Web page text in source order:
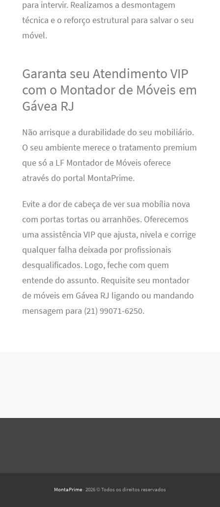
para intervir. Realizamos a desmontagem
técnica e o reforço estrutural para salvar o seu
móvel.
Garanta seu Atendimento VIP
com o Montador de Móveis em
Gávea RJ
Não arrisque a durabilidade do seu mobiliário.
O seu ambiente merece o tratamento premium
que só a LF Montador de Móveis oferece
através do portal MontaPrime.
Evite a dor de cabeça de ver sua mobília nova
com portas tortas ou arranhões. Oferecemos
uma assistência VIP que ajusta, nivela e corrige
qualquer falha deixada por profissionais
desqualificados. Logo, feche com quem
entende do assunto. Requisite seu montador
de móveis em Gávea RJ ligando ou mandando
mensagem para (21) 99071-6250.
MontaPrime · 2026 © Todos os direitos reservados